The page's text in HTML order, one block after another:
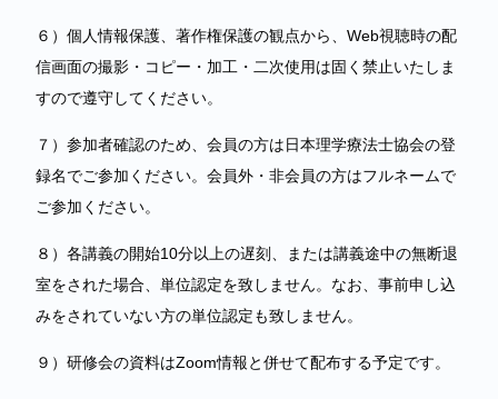
６）個人情報保護、著作権保護の観点から、Web視聴時の配
信画面の撮影・コピー・加工・二次使用は固く禁止いたしま
すので遵守してください。
７）参加者確認のため、会員の方は日本理学療法士協会の登
録名でご参加ください。会員外・非会員の方はフルネームで
ご参加ください。
８）各講義の開始10分以上の遅刻、または講義途中の無断退
室をされた場合、単位認定を致しません。なお、事前申し込
みをされていない方の単位認定も致しません。
９）研修会の資料はZoom情報と併せて配布する予定です。